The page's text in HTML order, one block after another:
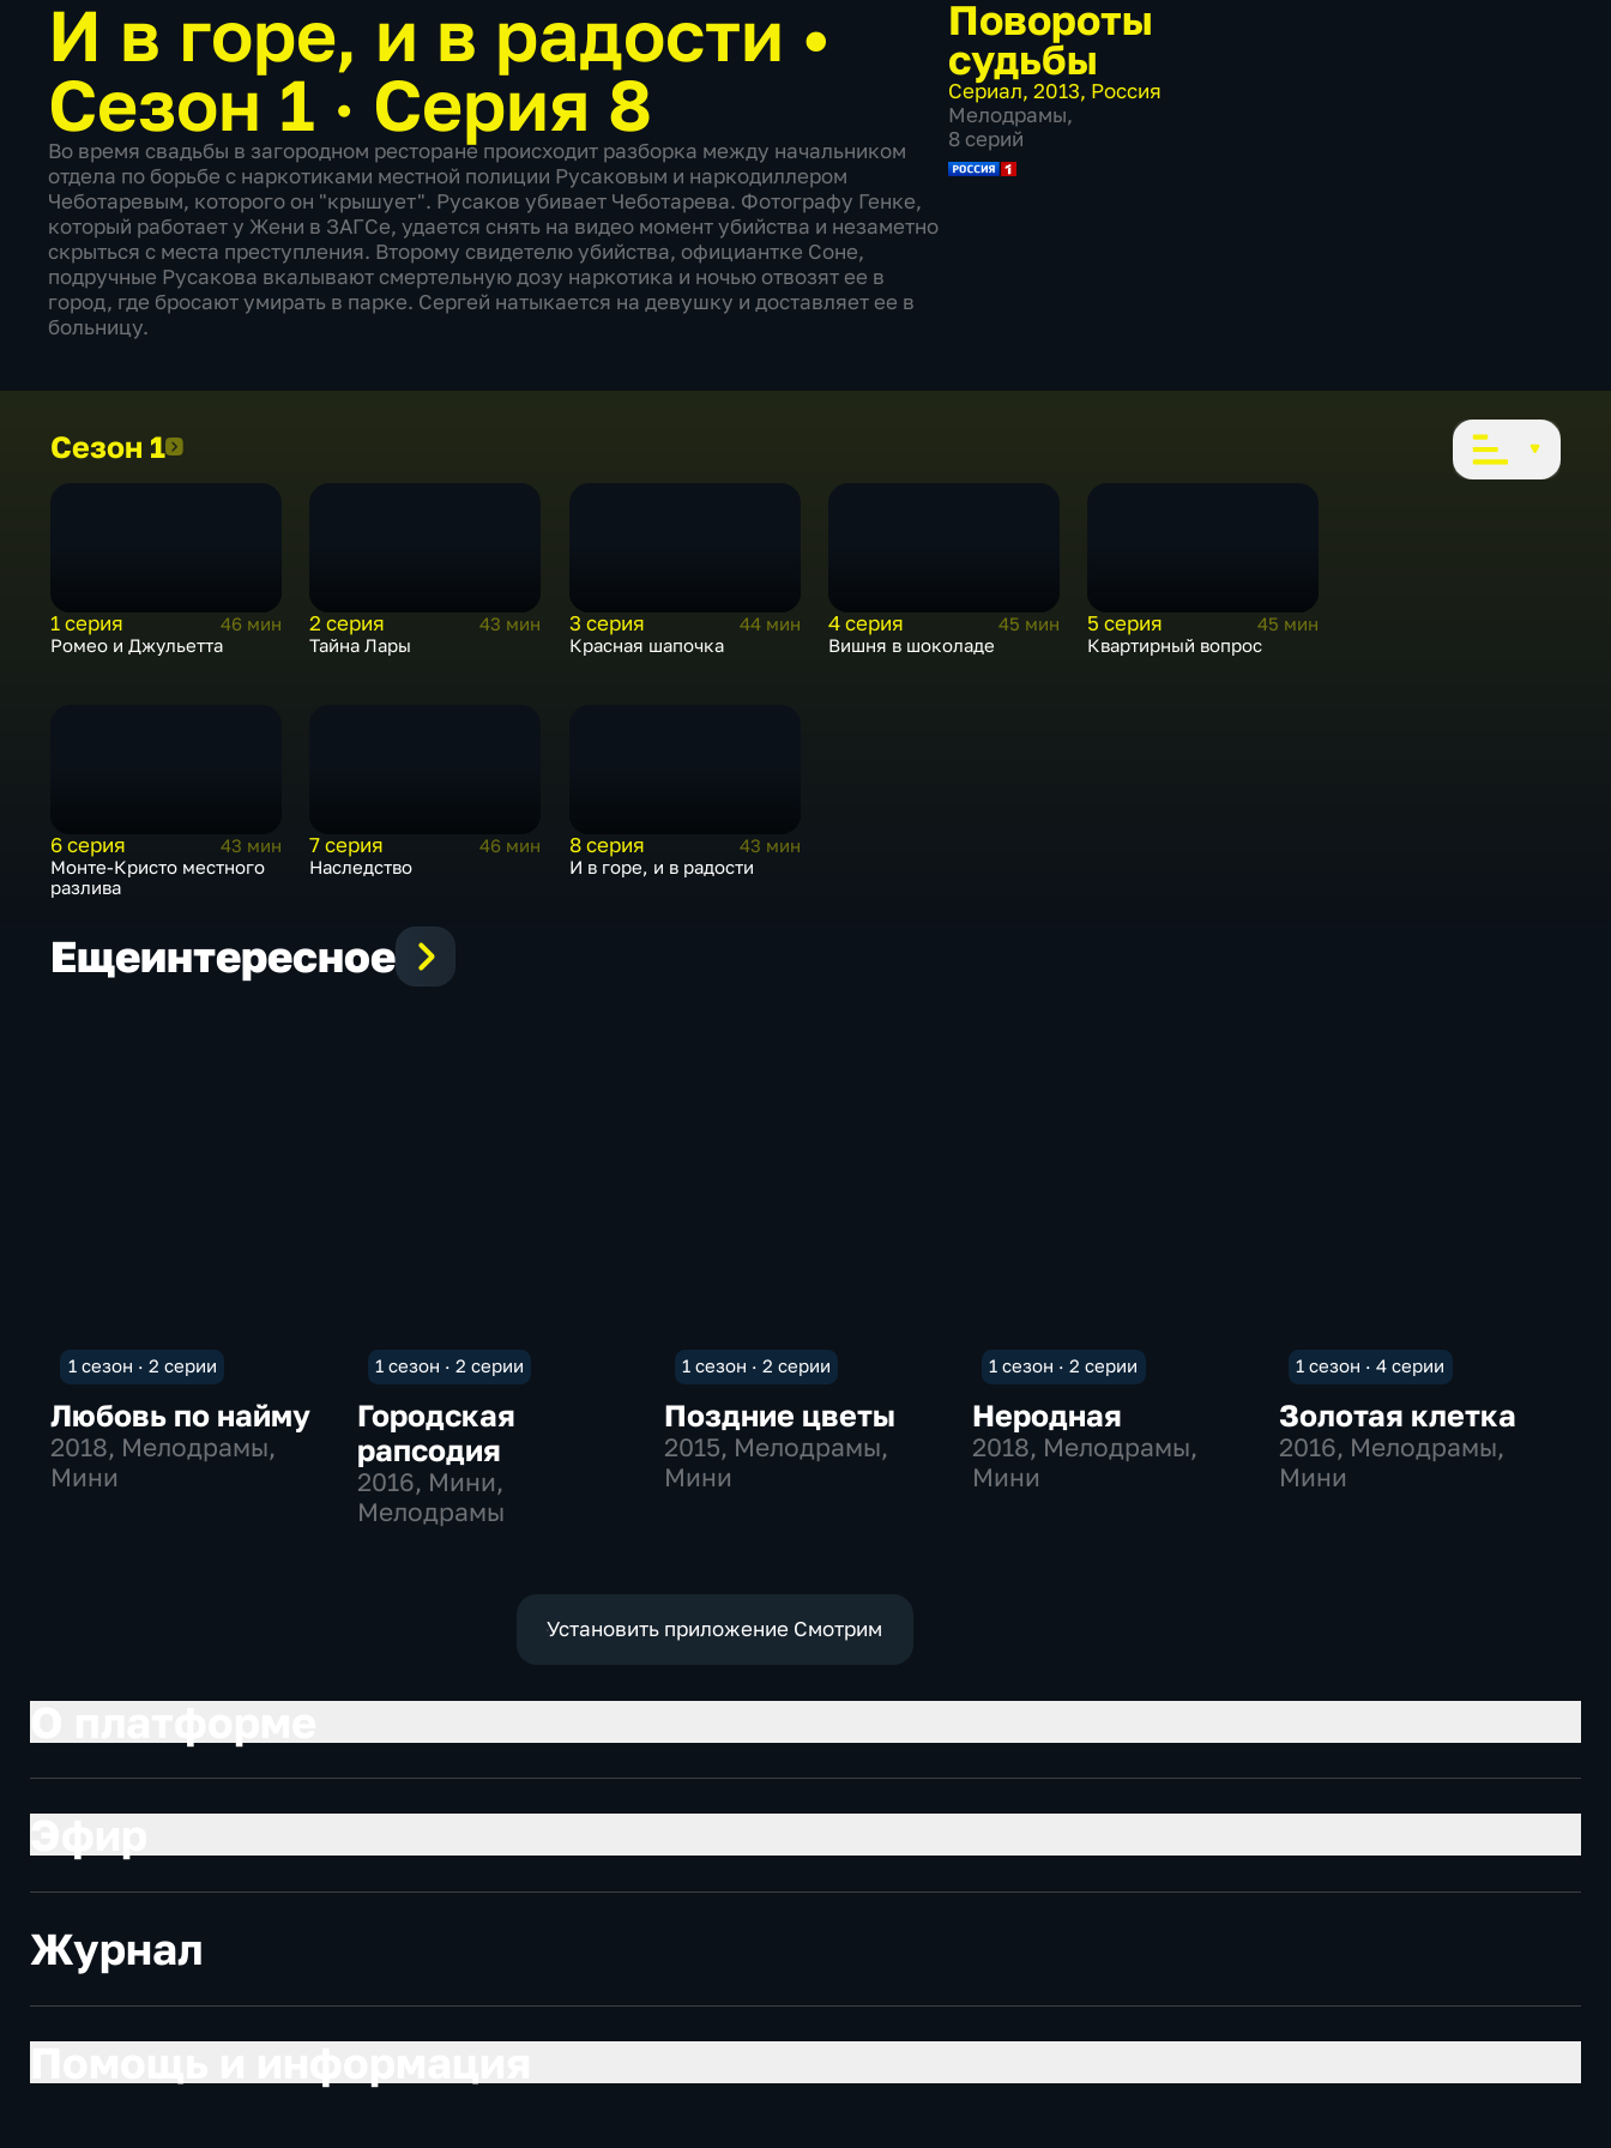
И в горе, и в радости •
Сезон 1 · Серия 8
Во время свадьбы в загородном ресторане происходит разборка между начальником
отдела по борьбе с наркотиками местной полиции Русаковым и наркодиллером
Чеботаревым, которого он "крышует". Русаков убивает Чеботарева. Фотографу Генке,
который работает у Жени в ЗАГСе, удается снять на видео момент убийства и незаметно
скрыться с места преступления. Второму свидетелю убийства, официантке Соне,
подручные Русакова вкалывают смертельную дозу наркотика и ночью отвозят ее в
город, где бросают умирать в парке. Сергей натыкается на девушку и доставляет ее в
больницу.
Повороты
судьбы
Сериал, 2013, Россия
Мелодрамы,
8 серий
Сезон 1Сезон 1
1 серия
46 мин
Ромео и Джульетта
2 серия
43 мин
Тайна Лары
3 серия
44 мин
Красная шапочка
4 серия
45 мин
Вишня в шоколаде
5 серия
45 мин
Квартирный вопрос
6 серия
43 мин
Монте-Кристо местного
разлива
7 серия
46 мин
Наследство
8 серия
43 мин
И в горе, и в радости
Ещеинтересное
1 сезон · 2 серии
Любовь по найму
2018, Мелодрамы,
Мини
1 сезон · 2 серии
Городская
рапсодия
2016, Мини,
Мелодрамы
1 сезон · 2 серии
Поздние цветы
2015, Мелодрамы,
Мини
1 сезон · 2 серии
Неродная
2018, Мелодрамы,
Мини
1 сезон · 4 серии
Золотая клетка
2016, Мелодрамы,
Мини
Установить приложение Смотрим
Журнал